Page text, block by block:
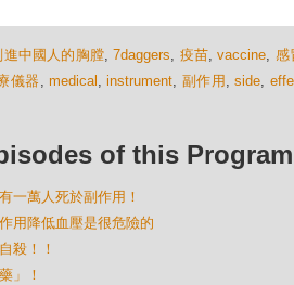
中國人的胸膛,7daggers, 疫苗,vaccine, 感
儀器 , medical ,instrument, 副作用 ,side,
of this Program
一萬人死於副作用！
用降低血壓是很危險的
殺！！
」！